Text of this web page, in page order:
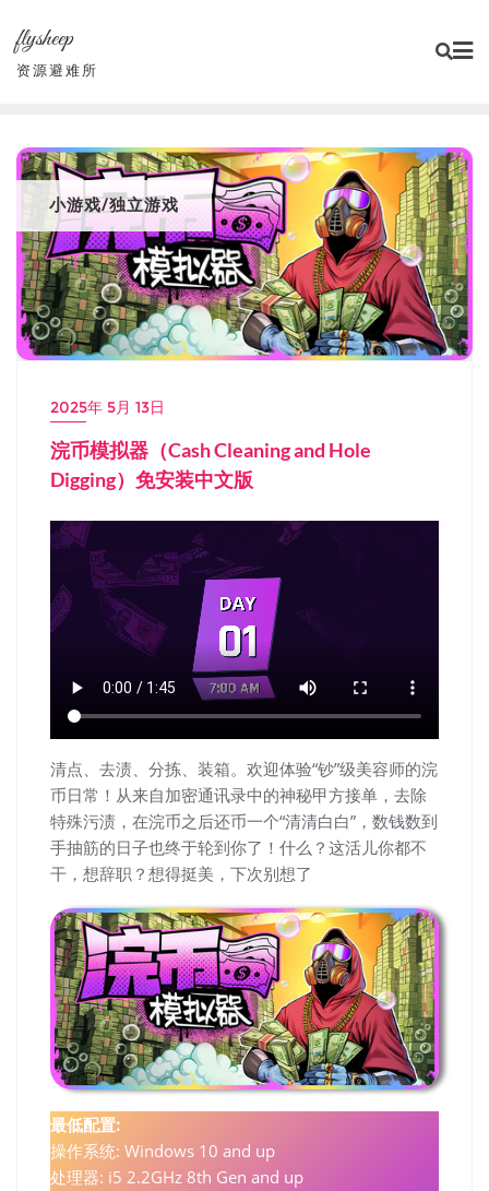
content
flysheep
资源避难所
小游戏/独立游戏
2025年 5月 13日
浣币模拟器（Cash Cleaning and Hole
Digging）免安装中文版
清点、去渍、分拣、装箱。欢迎体验“钞”级美容师的浣
币日常！从来自加密通讯录中的神秘甲方接单，去除
特殊污渍，在浣币之后还币一个“清清白白”，数钱数到
手抽筋的日子也终于轮到你了！什么？这活儿你都不
干，想辞职？想得挺美，下次别想了
最低配置:
操作系统: Windows 10 and up
处理器: i5 2.2GHz 8th Gen and up